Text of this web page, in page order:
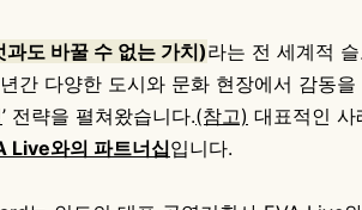
도 바꿀 수 없는 가치)라는 전 세계적
간 다양한 도시와 문화 현장에서 감동을
’ 전략을 펼쳐왔습니다.(참고) 대표적인
Live와의 파트너십입니다.